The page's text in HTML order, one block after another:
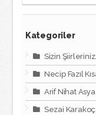
Kategoriler
Sizin
Necip Fazıl
Arif Nihat Asya
Sezai Karakoç